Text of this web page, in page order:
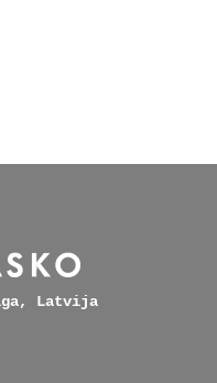
Latvija